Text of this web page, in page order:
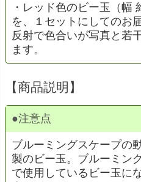
・レッド色のビー玉（幅
を、１セットにしてのお
反射で色合いが写真と若
ます。
【商品説明】
●注意点
ブルーミングスケープの
製のビー玉。ブルーミン
で使用しているビー玉に